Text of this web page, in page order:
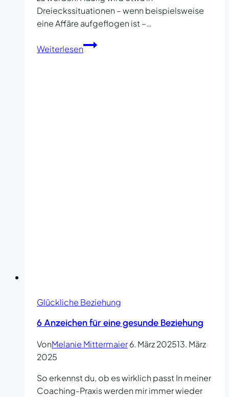
Dreieckssituationen – wenn beispielsweise
eine Affäre aufgeflogen ist –…
WeiterlesenBeziehungspause:
Wann
Glückliche Beziehung
6 Anzeichen für eine gesunde Beziehung
VonMelanie Mittermaier6. März 202513. März
2025
So erkennst du, ob es wirklich passt In meiner
Coaching-Praxis werden mir immer wieder